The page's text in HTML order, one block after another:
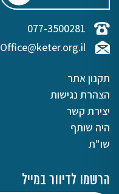
077-3500281
Office@keter.org.il
תקנון אתר
הצהרת נגישות
יצירת קשר
היה שותף
שו"ת
הרשמו לדיוור במייל